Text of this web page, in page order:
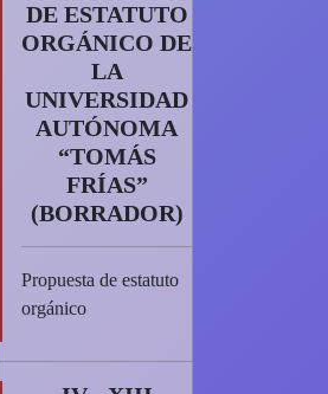
DE ESTATUTO
ORGÁNICO DE
LA
UNIVERSIDAD
AUTÓNOMA
“TOMÁS
FRÍAS”
(BORRADOR)
Propuesta de estatuto
orgánico